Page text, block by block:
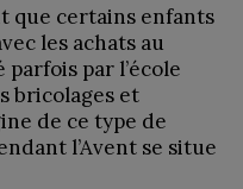
que certains enfants
les achats au
parfois par l’école
bricolages et
de ce type de
l’Avent se situe